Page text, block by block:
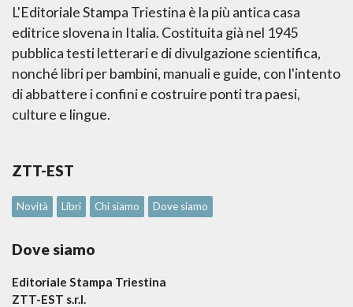
L'Editoriale Stampa Triestina è la più antica casa
editrice slovena in Italia. Costituita già nel 1945
pubblica testi letterari e di divulgazione scientifica,
nonché libri per bambini, manuali e guide, con l'intento
di abbattere i confini e costruire ponti tra paesi,
culture e lingue.
ZTT-EST
Novità Libri Chi siamo Dove siamo
Dove siamo
Editoriale Stampa Triestina
ZTT-EST s.r.l.